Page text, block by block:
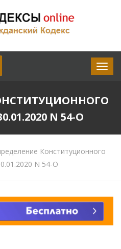
N 54-О
Конституционного
N 54-О